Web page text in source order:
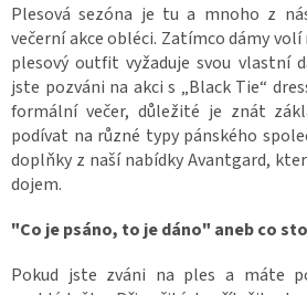
Plesová sezóna je tu a mnoho z
večerní akce obléci. Zatímco dámy
plesový outfit vyžaduje svou vlastní
jste pozváni na akci s „Black Tie“
formální večer, důležité je znát
podívat na různé typy pánského
doplňky z naší nabídky Avantgard,
dojem.
"Co je psáno, to je dáno" aneb co
Pokud jste zváni na ples a máte